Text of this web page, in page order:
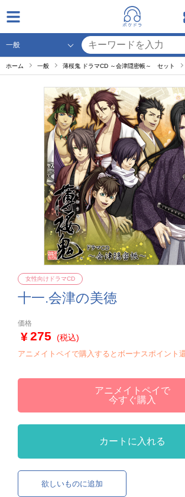
ホーム 一般 薄桜鬼 ドラマCD ～会津隠密帳～ セット
十一.会津の美徳
女性向けドラマCD
価格
275 (税込)
アニメイトペイで購入するとボーナスポイント
アニメイトペイで
今すぐ購入
カートに入れる
欲しいものに追加